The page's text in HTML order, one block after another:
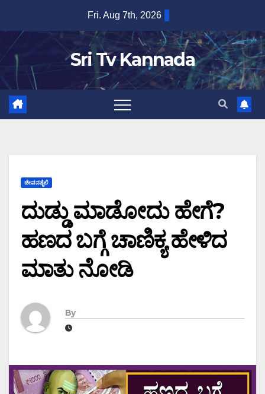
content
Fri. Aug 7th, 2026
Sri Tv Kannada
ಜೀವನಶೈಲಿ
ದುಡ್ಡು ಮಾಡೋದು ಹೇಗೆ?
ಹಣದ ಬಗ್ಗೆ ಚಾಣಿಕ್ಯ ಹೇಳಿದ
ಮಾತು ನೋಡಿ
By